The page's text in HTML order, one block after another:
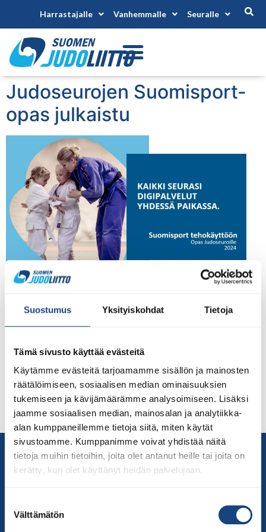
Suostumus Yksityiskohdat Tietoja
Tämä sivusto käyttää evästeitä
Käytämme evästeitä tarjoamamme sisällön ja mainosten
räätälöimiseen, sosiaalisen median ominaisuuksien
tukemiseen ja kävijämäärämme analysoimiseen. Lisäksi
jaamme sosiaalisen median, mainosalan ja analytiikka-
alan kumppaneillemme tietoja siitä, miten käytät
sivustoamme. Kumppanimme voivat yhdistää näitä
tietoja muihin tietoihin, joita olet antanut heille tai joita on
kerätty, kun olet käyttänyt heidän palvelujaan.
valinta
Välttämätön
Harrastajalle Vanhemmalle Seuralle
Judoseurojen Suomisport-
opas julkaistu
Suomisport on koko urheiluyhteisön oma digitaalinen
arkea. Judoliitto ja judoseurat ovat hyödyntäneet
ostetaan ja moniin tapahtumiin ilmoittaudutaan siellä.
Monet judoseurat käyttävät taitavasti jäsenhallintaa,
ottavat vastaan ilmoittautumiset kursseille ja myyvät
harjoitusmaksut siellä. Yhä useampi seura on myös
alkanut hyödyntämään harjoitusten osallistumislistojen
ylläpitämistä Suomisportissa. […]
Yhteystiedot
Suomen Judoliitto